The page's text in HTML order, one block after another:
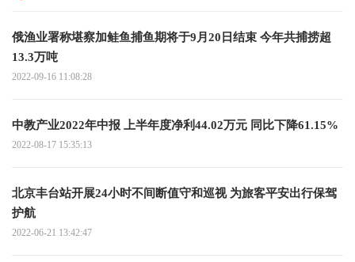
俄渔业署称堪察加鲑鱼捕鱼期将于9月20日结束 今年共捕捞超
13.3万吨
2022-09-16 11:08:28
中教产业2022年中报 上半年度净利44.02万元 同比下降61.15%
2022-08-17 15:35:13
北京丰台站开展24小时不间断值守和巡视 为旅客平安出行保驾
护航
2022-06-21 13:42:47